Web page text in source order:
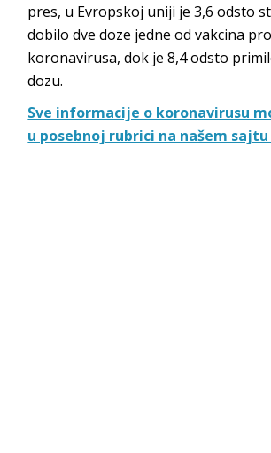
pres, u Evropskoj uniji je 3,6 odsto
dobilo dve doze jedne od vakcina
koronavirusa, dok je 8,4 odsto
dozu.
Sve informacije o koronavirusu
u posebnoj rubrici na našem sajtu